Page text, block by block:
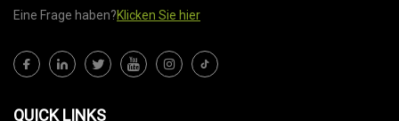
Eine Frage haben?Klicken Sie hier
QUICK LINKS